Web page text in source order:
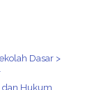
Dasar >
dan Hukum